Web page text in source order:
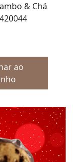
& Chá
ao